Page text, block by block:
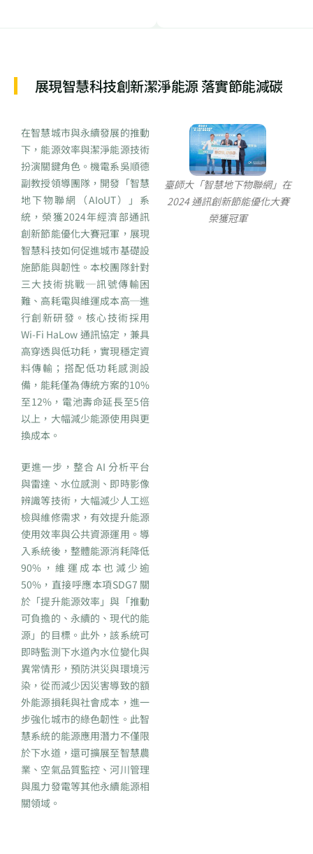
展現智慧科技創新潔淨能源 落實節能減碳
在智慧城市與永續發展的推動
下，能源效率與潔淨能源技術
扮演關鍵角色。機電系吳順德
副教授領導團隊，開發「智慧
地下物聯網（AIoUT）」系
統，榮獲2024年經濟部通訊
創新節能優化大賽冠軍，展現
智慧科技如何促進城市基礎設
施節能與韌性。本校團隊針對
三大技術挑戰─訊號傳輸困
難、高耗電與維運成本高─進
行創新研發。核心技術採用
Wi-Fi HaLow 通訊協定，兼具
高穿透與低功耗，實現穩定資
料傳輸；搭配低功耗感測設
備，能耗僅為傳統方案的10%
至12%，電池壽命延長至5倍
以上，大幅減少能源使用與更
換成本。
更進一步，整合 AI 分析平台
與雷達、水位感測、即時影像
辨識等技術，大幅減少人工巡
檢與維修需求，有效提升能源
使用效率與公共資源運用。導
入系統後，整體能源消耗降低
90%，維運成本也減少逾
50%，直接呼應本項SDG7 關
於「提升能源效率」與「推動
可負擔的、永續的、現代的能
源」的目標。此外，該系統可
即時監測下水道內水位變化與
異常情形，預防洪災與環境污
染，從而減少因災害導致的額
外能源損耗與社會成本，進一
步強化城市的綠色韌性。此智
慧系統的能源應用潛力不僅限
於下水道，還可擴展至智慧農
業、空氣品質監控、河川管理
與風力發電等其他永續能源相
關領域。
臺師大「智慧地下物聯網」在
2024 通訊創新節能優化大賽
榮獲冠軍